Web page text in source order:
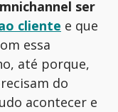
ser
cliente e que
essa
até porque,
do
acontecer e